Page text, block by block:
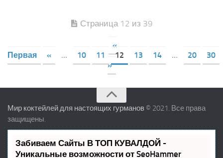
Страница 12 из 39
«
Первая
« ... 10 11 12 13 14 ... 20
30
»
Мир коктейлей для настоящих гурманов © 2021. Все права
защищены.
Забиваем Сайты В ТОП КУВАЛДОЙ -
Уникальные возможности от SeoHammer